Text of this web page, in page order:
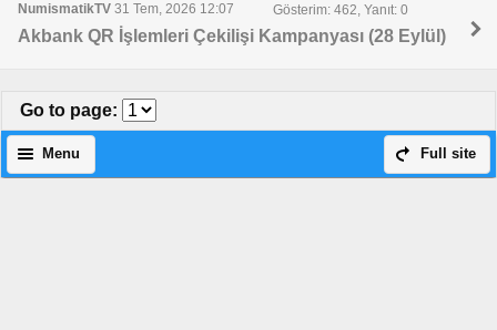
NumismatikTV 31 Tem, 2026 12:07 Gösterim: 462, Yanıt: 0
Akbank QR İşlemleri Çekilişi Kampanyası (28 Eylül)
Go to page:
Full site
Menu